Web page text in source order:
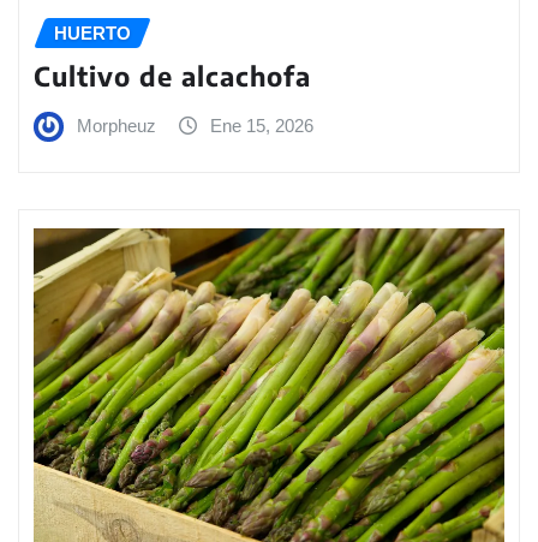
HUERTO
Cultivo de alcachofa
Morpheuz Ene 15, 2026